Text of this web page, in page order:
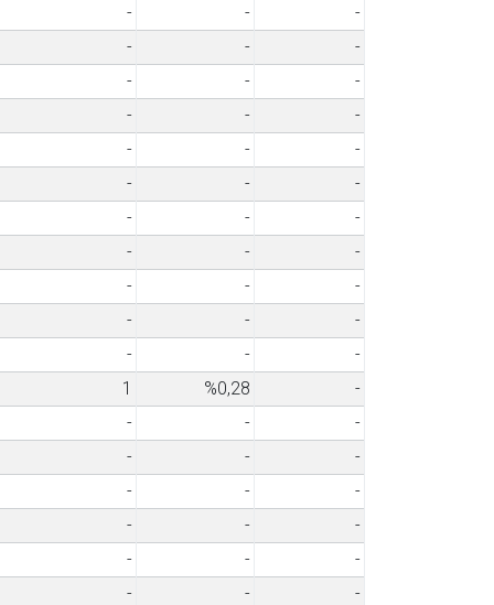
- -
-
- -
-
- -
-
- -
-
- -
-
- -
-
- -
-
- -
-
- -
-
- -
-
- -
-
1 %0,28
-
- -
-
- -
-
- -
-
- -
-
- -
-
- -
-